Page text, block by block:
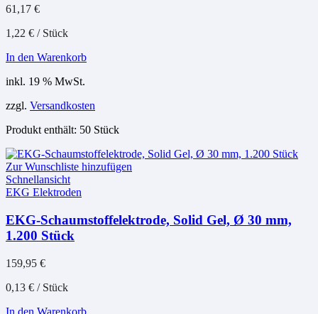
61,17 €
1,22 € / Stück
In den Warenkorb
inkl. 19 % MwSt.
zzgl. Versandkosten
Produkt enthält: 50 Stück
Zur Wunschliste hinzufügen
Schnellansicht
EKG Elektroden
EKG-Schaumstoffelektrode, Solid Gel, Ø 30 mm,
1.200 Stück
159,95 €
0,13 € / Stück
In den Warenkorb